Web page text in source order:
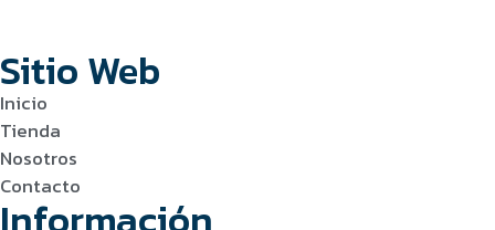
Sitio Web
Inicio
Tienda
Nosotros
Contacto